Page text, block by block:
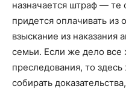
назначается штраф — те
придется оплачивать
взыскание из наказания
семьи. Если же дело все
преследования, то
собирать